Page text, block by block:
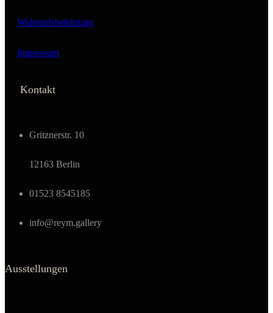
Widerrufsbelehrung
Impressum
Kontakt
Gritznerstr. 10
12163 Berlin
01523 8545185
info@reym.gallery
Ausstellungen